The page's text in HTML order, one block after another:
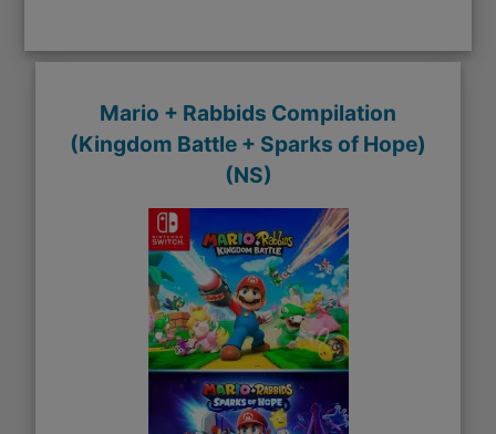
Mario + Rabbids Compilation
(Kingdom Battle + Sparks of Hope)
(NS)